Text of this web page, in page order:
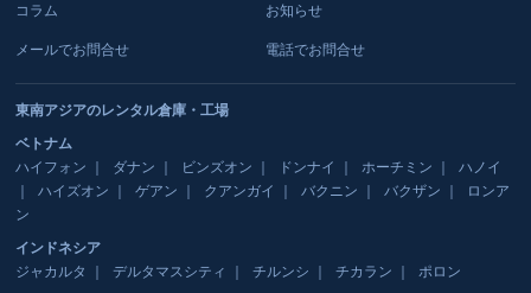
コラム お知らせ
メールでお問合せ 電話でお問合せ
東南アジアのレンタル倉庫・工場
ベトナム
ハイフォン
ダナン ビンズオン ドンナイ ホーチミン
ハノイ
ハイズオン
ゲアン クアンガイ バクニン バクザン
ロンア
ン
インドネシア
ジャカルタ
デルタマスシティ チルンシ チカラン
ポロン